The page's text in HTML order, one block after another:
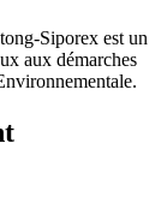
Siporex est un
aux démarches